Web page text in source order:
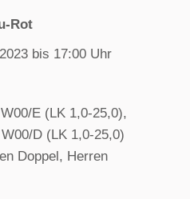
Rot
bis 17:00 Uhr
E (LK 1,0-25,0),
D (LK 1,0-25,0)
Doppel, Herren